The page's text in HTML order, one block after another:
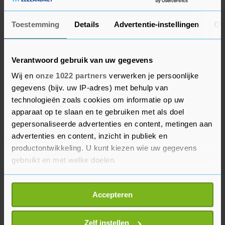
Toestemming Details Advertentie-instellingen
Verantwoord gebruik van uw gegevens
Wij en onze 1022 partners verwerken je persoonlijke
gegevens (bijv. uw IP-adres) met behulp van
technologieën zoals cookies om informatie op uw
apparaat op te slaan en te gebruiken met als doel
gepersonaliseerde advertenties en content, metingen aan
advertenties en content, inzicht in publiek en
productontwikkeling. U kunt kiezen wie uw gegevens
gebruikt en met welke doelen.
Als u het toestaat, willen we ook graag:
Informatie verzamelen over uw geografische
locatie, die tot een paar meter nauwkeurig kan zijn
Uw apparaat identificeren door het actief te
Accepteren
Zelf instellen
mensen zijn twee keer ontheemd geraakt. Eerst
in 2014, 2015 of 2016", vertelt ze. "Ze hadden hun
levens vervolgens weer opgebouwd en daarna
Toen viel Rusland met een grote troepenmacht
het buurland binnen.
Oekraïne kan internationaal op veel steun
rekenen, maar het is geen vanzelfsprekendheid
dat er ook voldoende geld beschikbaar is voor
humanitaire hulp. De UNHCR vraagt momenteel
om ruim 993 miljoen dollar (914 miljoen euro)
voor de crisis rond de invasie van Oekraïne. De
vluchtelingenorganisatie kan momenteel
rekenen op circa 13 procent van de gewenste